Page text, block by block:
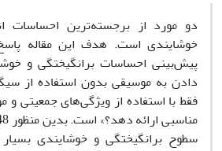
دو مورد از برجسته‌ترین احساسات
خوشایندی است. هدف این مقاله
پیش‌بینی احساسات برانگیختگی و
دادن به موسیقی بدون استفاده از
فقط با استفاده از ویژگی‌های جمعیتی و
سطوح برانگیختگی و خوشایندی بسیار